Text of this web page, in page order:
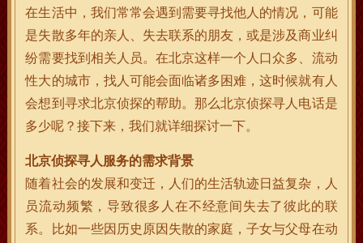
在生活中，我们常常会遇到需要寻找他人的情况，可能
是失散多年的亲人、失去联系的朋友，或是涉及商业纠
纷需要找到相关人员。在北京这样一个人口众多、流动
性大的城市，找人可能会面临诸多困难，这时候就有人
会想到寻求北京侦探的帮助。那么北京侦探寻人电话是
多少呢？接下来，我们就详细探讨一下。
北京侦探寻人服务的需求背景
随着社会的发展和变迁，人们的生活轨迹日益复杂，人
员流动频繁，导致很多人在不经意间失去了彼此的联
系。比如一些因历史原因失散的家庭，子女与父母在动